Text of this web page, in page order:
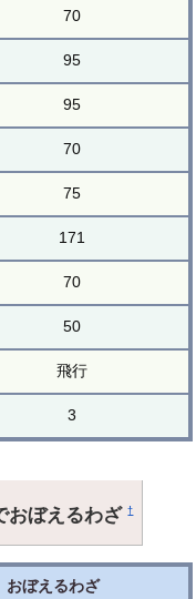
70
95
95
70
75
171
70
50
飛行
3
おぼえるわざ†
おぼえるわざ